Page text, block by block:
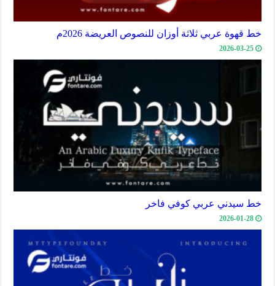
خط قهوة عربي ثلاثة أوزان للنصوص العريضة 2026م
2026-03-25
خط سيدني عربي كوفي فاخر
2026-01-28